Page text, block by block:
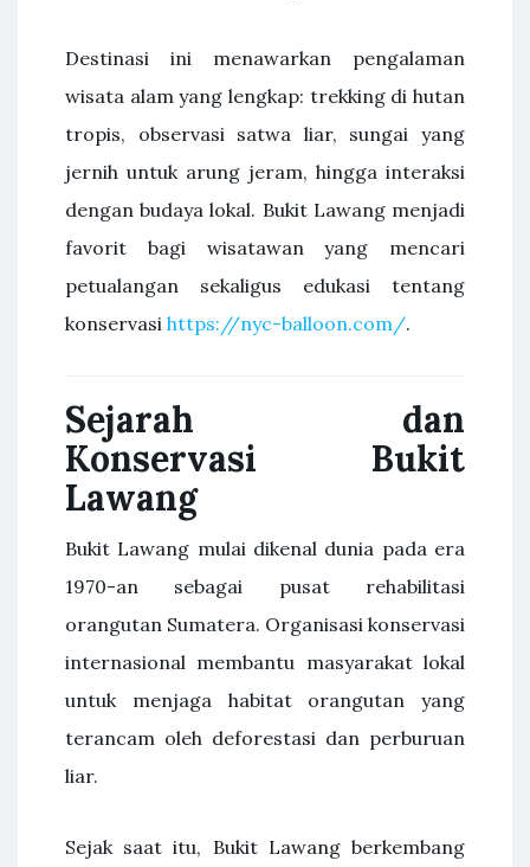
Destinasi ini menawarkan pengalaman
wisata alam yang lengkap: trekking di hutan
tropis, observasi satwa liar, sungai yang
jernih untuk arung jeram, hingga interaksi
dengan budaya lokal. Bukit Lawang menjadi
favorit bagi wisatawan yang mencari
petualangan sekaligus edukasi tentang
konservasi https://nyc-balloon.com/.
Sejarah dan
Konservasi Bukit
Lawang
Bukit Lawang mulai dikenal dunia pada era
1970-an sebagai pusat rehabilitasi
orangutan Sumatera. Organisasi konservasi
internasional membantu masyarakat lokal
untuk menjaga habitat orangutan yang
terancam oleh deforestasi dan perburuan
liar.
Sejak saat itu, Bukit Lawang berkembang